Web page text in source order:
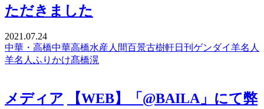
ただきました
2021.07.24
中華・高橋中華高橋水産人間百景古樹軒日刊ゲンダイ羊名人
羊名人ふりかけ髙橋滉
メディア
【WEB】「@BAILA」にて弊